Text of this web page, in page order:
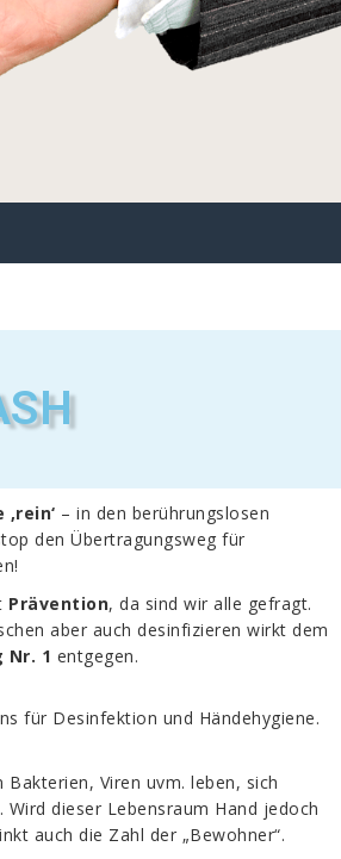
– in den berührungslosen
den Übertragungsweg für
Prävention, da sind wir alle gefragt.
aber auch desinfizieren wirkt dem
Nr. 1 entgegen.
für Desinfektion und Händehygiene.
Viren uvm. leben, sich
dieser Lebensraum Hand jedoch
auch die Zahl der „Bewohner“.